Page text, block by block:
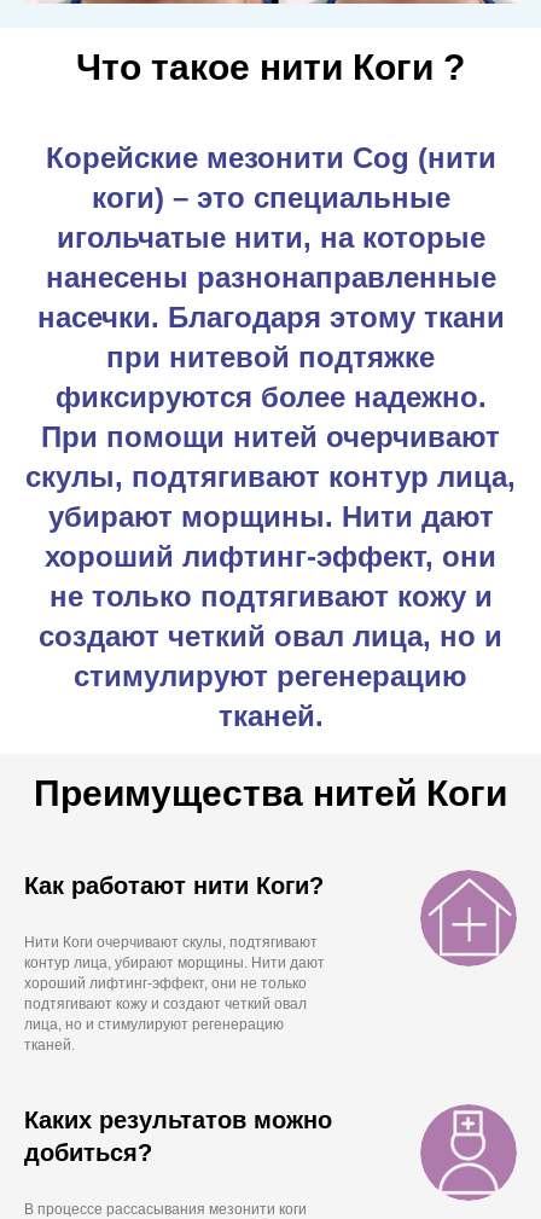
Что такое нити Коги ?
Корейские мезонити Cog (нити
коги) – это специальные
игольчатые нити, на которые
нанесены разнонаправленные
насечки. Благодаря этому ткани
при нитевой подтяжке
фиксируются более надежно.
При помощи нитей очерчивают
скулы, подтягивают контур лица,
убирают морщины. Нити дают
хороший лифтинг-эффект, они
не только подтягивают кожу и
создают четкий овал лица, но и
стимулируют регенерацию
тканей.
Преимущества нитей Коги
Как работают нити Коги?
Нити Коги очерчивают скулы, подтягивают
контур лица, убирают морщины. Нити дают
хороший лифтинг-эффект, они не только
подтягивают кожу и создают четкий овал
лица, но и стимулируют регенерацию
тканей.
Каких результатов можно
добиться?
В процессе рассасывания мезонити коги